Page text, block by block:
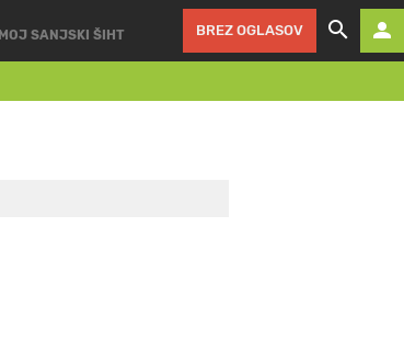
MOJ SANJSKI ŠIHT BREZ OGLASOV